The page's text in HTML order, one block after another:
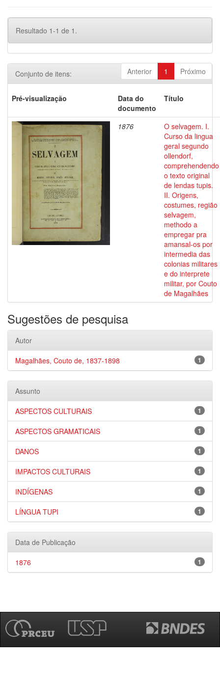
Resultado 1-1 de 1.
Anterior 1 Próximo
Conjunto de itens:
Pré-visualização
Data do
documento
Título
1876
O selvagem. I.
Curso da lingua
geral segundo
ollendorf,
comprehendendo
o texto original
de lendas tupis.
II. Origens,
costumes, região
selvagem,
methodo a
empregar pra
amansal-os por
intermedia das
colonias militares
e do interprete
militar, por Couto
de Magalhães
Sugestões de pesquisa
Autor
1
Magalhães, Couto de, 1837-1898
Assunto
1
ASPECTOS CULTURAIS
1
ASPECTOS GRAMATICAIS
1
DANOS
1
IMPACTOS CULTURAIS
1
INDÍGENAS
1
LÍNGUA TUPI
Data de Publicação
1
1876